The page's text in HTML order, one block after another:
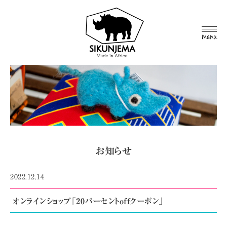
MEN
お知らせ
2022.12.14
オンラインショップ「20パーセントoffクーポン」